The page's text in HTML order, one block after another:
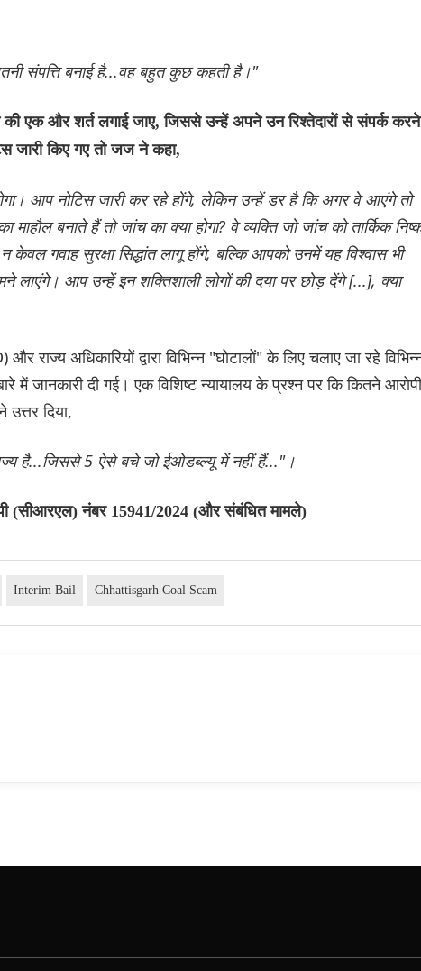
संपत्ति बनाई है...वह बहुत कुछ कहती है।"
की एक और शर्त लगाई जाए, जिससे उन्हें अपने उन रिश्तेदारों से संपर्क करने
जारी किए गए तो जज ने कहा,
आप नोटिस जारी कर रहे होंगे, लेकिन उन्हें डर है कि अगर वे आएंगे तो
बनाते हैं तो जांच का क्या होगा? वे व्यक्ति जो जांच को तार्किक
गवाह सुरक्षा सिद्धांत लागू होंगे, बल्कि आपको उनमें यह विश्वास भी
लाएंगे। आप उन्हें इन शक्तिशाली लोगों की दया पर छोड़ देंगे [...], क्या
राज्य अधिकारियों द्वारा विभिन्न "घोटालों" के लिए चलाए जा रहे
में जानकारी दी गई। एक विशिष्ट न्यायालय के प्रश्न पर कि कितने आरोपी
दिया,
है...जिससे 5 ऐसे बचे जो ईओडब्ल्यू में नहीं हैं..."।
(सीआरएल) नंबर 15941/2024 (और संबंधित मामले)
Interim Bail Chhattisgarh Coal Scam